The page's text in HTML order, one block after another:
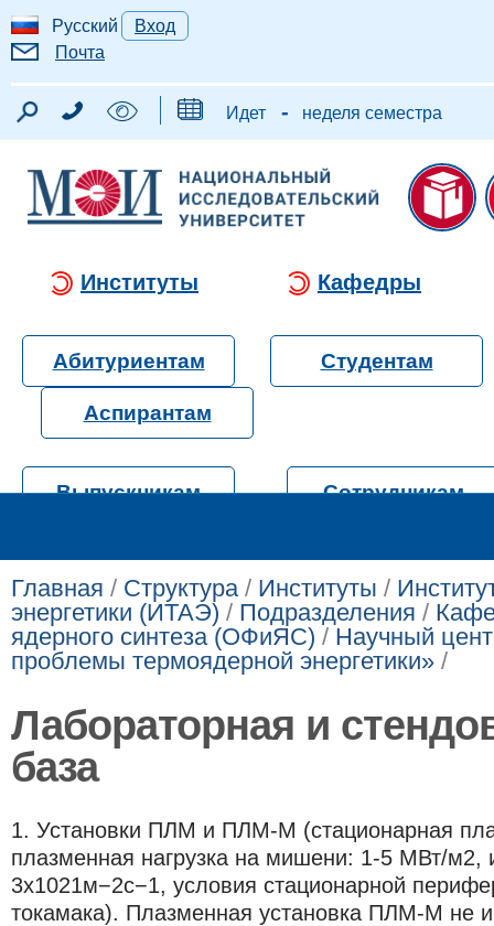
Русский
Вход
Почта
Идет - неделя семестра
Институты Кафедры
Абитуриентам Студентам
Аспирантам
Выпускникам Сотрудникам
Главная / Структура/ Институты /
энергетики (ИТАЭ) / Подразделения /
ядерного синтеза (ОФиЯС) / Научный
проблемы термоядерной энергетики» /
Лабораторная и
база
1. Установки ПЛМ и ПЛМ-М (стационарная
плазменная нагрузка на мишени: 1-5 МВт/м2,
3х1021м−2с−1, условия стационарной
токамака). Плазменная установка ПЛМ-М не